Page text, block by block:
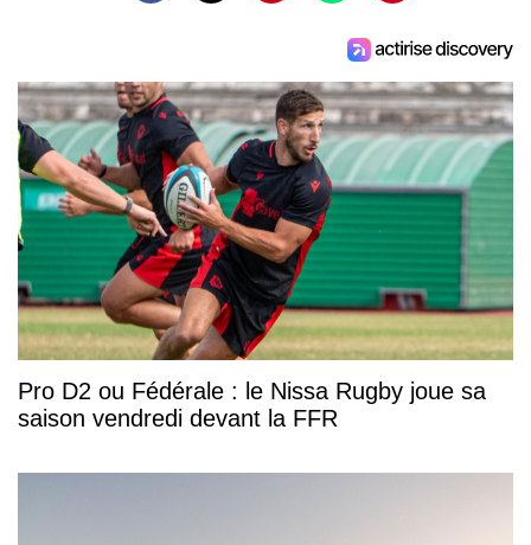
Pro D2 ou Fédérale : le Nissa Rugby joue sa
saison vendredi devant la FFR